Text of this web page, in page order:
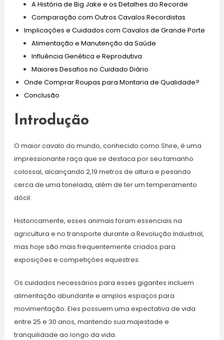
A História de Big Jake e os Detalhes do Recorde
Comparação com Outros Cavalos Recordistas
Implicações e Cuidados com Cavalos de Grande Porte
Alimentação e Manutenção da Saúde
Influência Genética e Reprodutiva
Maiores Desafios no Cuidado Diário
Onde Comprar Roupas para Montaria de Qualidade?
Conclusão
Introdução
O maior cavalo do mundo, conhecido como Shire, é uma
impressionante raça que se destaca por seu tamanho
colossal, alcançando 2,19 metros de altura e pesando
cerca de uma tonelada, além de ter um temperamento
dócil.
Historicamente, esses animais foram essenciais na
agricultura e no transporte durante a Revolução Industrial,
mas hoje são mais frequentemente criados para
exposições e competições equestres.
Os cuidados necessários para esses gigantes incluem
alimentação abundante e amplos espaços para
movimentação. Eles possuem uma expectativa de vida
entre 25 e 30 anos, mantendo sua majestade e
tranquilidade ao longo da vida.